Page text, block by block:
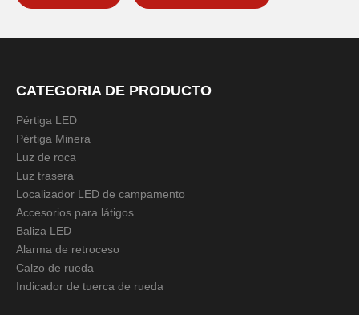
Descripción del producto
Siguiente:
Soporte de montaje en asta de bandera de aluminio
Soporte para montaje en asta de bandera
CATEGORIA DE PRODUCTO
Pértiga LED
Pértiga Minera
Luz de roca
Luz trasera
Localizador LED de campamento
Accesorios para látigos
Baliza LED
Alarma de retroceso
Calzo de rueda
Indicador de tuerca de rueda